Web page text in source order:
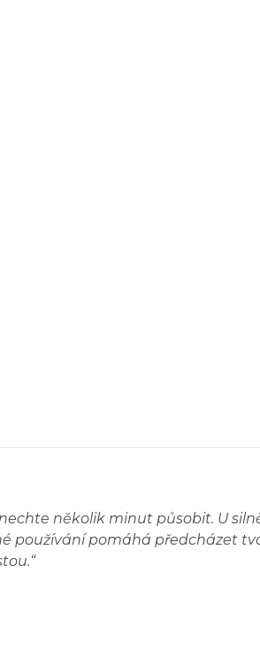
několik minut působit. U
používání pomáhá předcházet
“